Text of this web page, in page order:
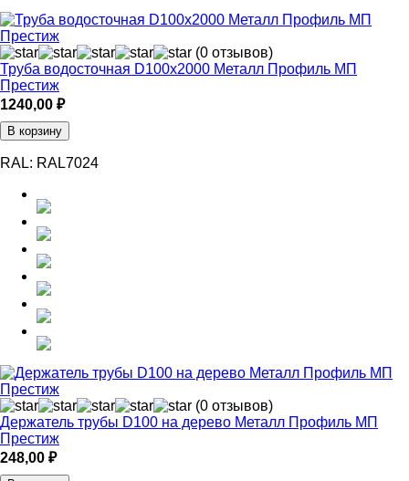
(0 отзывов)
Труба водосточная D100х2000 Металл Профиль МП
Престиж
1240,00 ₽
В корзину
RAL: RAL7024
(0 отзывов)
Держатель трубы D100 на дерево Металл Профиль МП
Престиж
248,00 ₽